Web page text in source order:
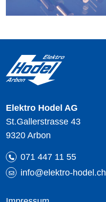
Elektro Hodel AG
St.Gallerstrasse 43
9320 Arbon
071 447 11 55
info@elektro-hodel.ch